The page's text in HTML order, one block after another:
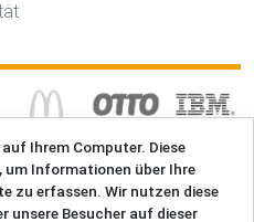
Ihrem Computer. Diese
um Informationen über Ihre
zu erfassen. Wir nutzen diese
unsere Besucher auf dieser